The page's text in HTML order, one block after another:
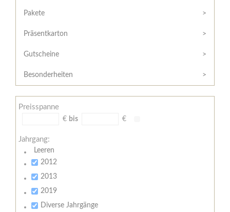
/
Widerrufsformular
AGB
Zahlungsbedingungen
Meine
Pakete
Präsentkarton
Gutscheine
Besonderheiten
Preisspanne
€ bis €
Jahrgang:
Leeren
2012
2013
2019
Diverse Jahrgänge